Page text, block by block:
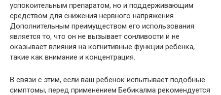
успокоительным препаратом, но и поддерживающим
средством для снижения нервного напряжения.
Дополнительным преимуществом его использования
является то, что он не вызывает сонливости и не
оказывает влияния на когнитивные функции ребенка,
такие как внимание и концентрация.
В связи с этим, если ваш ребенок испытывает подобные
симптомы, перед применением Бебикалма рекомендуется